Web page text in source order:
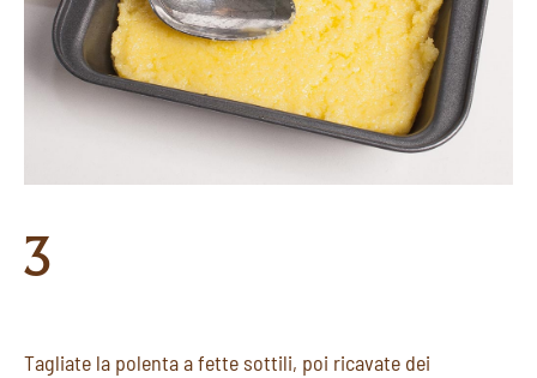
3
Tagliate la polenta a fette sottili, poi ricavate dei